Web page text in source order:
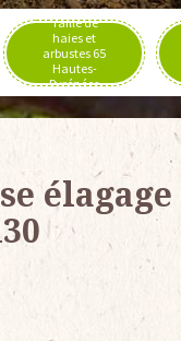
Taille de
haies et
arbustes 65
Hautes-
Pyrénées
élagage